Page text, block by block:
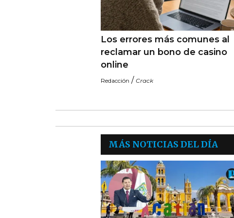
Los errores más comunes al
reclamar un bono de casino
online
Redacción / Crack
MÁS NOTICIAS DEL DÍA